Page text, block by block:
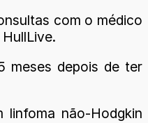
com o médico
meses depois de ter
não-Hodgkin